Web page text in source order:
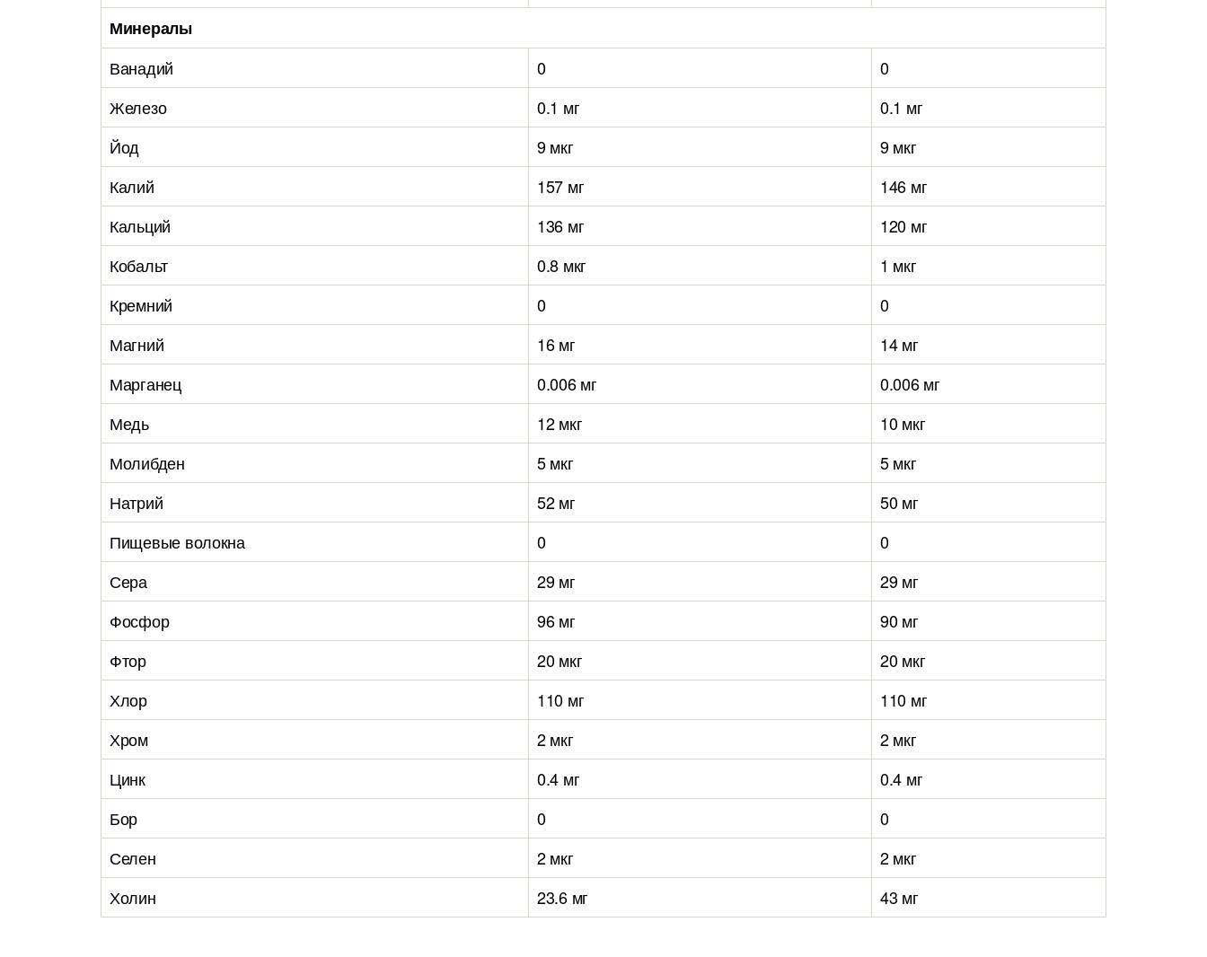
Минералы
Ванадий
0
0
Железо
0.1 мг
0.1 мг
Йод
9 мкг
9 мкг
Калий
157 мг
146 мг
Кальций
136 мг
120 мг
Кобальт
0.8 мкг
1 мкг
Кремний
0
0
Магний
16 мг
14 мг
Марганец
0.006 мг
0.006 мг
Медь
12 мкг
10 мкг
Молибден
5 мкг
5 мкг
Натрий
52 мг
50 мг
Пищевые волокна
0
0
Сера
29 мг
29 мг
Фосфор
96 мг
90 мг
Фтор
20 мкг
20 мкг
Хлор
110 мг
110 мг
Хром
2 мкг
2 мкг
Цинк
0.4 мг
0.4 мг
Бор
0
0
Селен
2 мкг
2 мкг
Холин
23.6 мг 43 мг